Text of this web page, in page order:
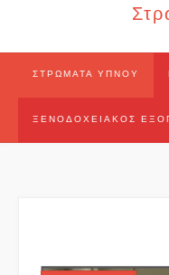
ΣΤΡΏΜΑΤΑ ΎΠΝΟΥ
ΞΕΝΟΔΟΧΕΙΑΚΌΣ